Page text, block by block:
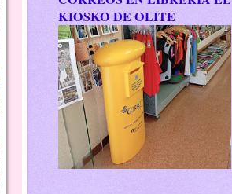
KIOSKO DE OLITE